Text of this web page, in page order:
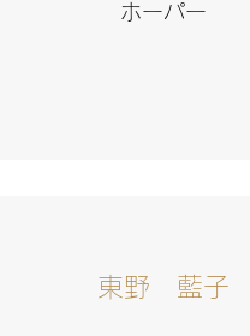
ホーパー
​​東野 藍子